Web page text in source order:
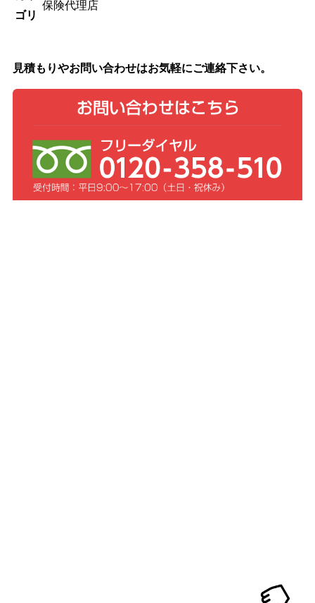
ゴリ
保険代理店
見積もりやお問い合わせはお気軽にご連絡下さい。